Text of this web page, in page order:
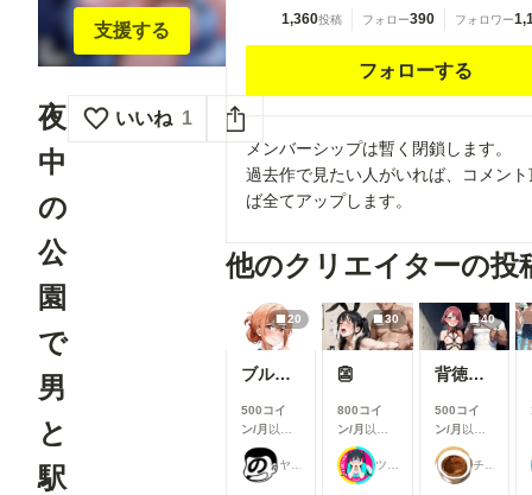
支援する
夜
中
の
公
園
で
男
と
駅
いいね 1
1,360投稿 フォロー390 フォロワー
フォローする
メンバーシップは暫く閉鎖します。
過去作で見たい人がいれば、コメン
ば全てアップします。
他のクリエイターの投
20
ブルマお漏らし【ガ〇ママ】
500コイ
ン/月 以上
支援すると
見ることが
できます
30
👺
800コイ
ン/月 以上
支援すると
見ることが
できます
40
背徳の誘惑_花寺○どか04
500コイ
ン/月 以上
支援すると
見ることが
できます